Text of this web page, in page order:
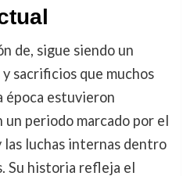
de, sigue siendo un
sacrificios que muchos
época estuvieron
un periodo marcado por el
luchas internas dentro
Su historia refleja el